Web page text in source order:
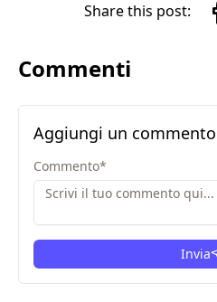
Share this post:
Commenti
Aggiungi un commento
Commento*
Invia